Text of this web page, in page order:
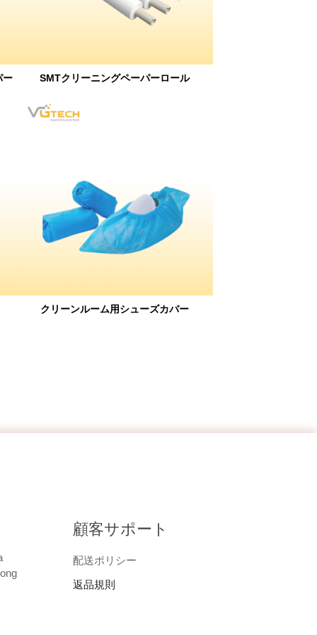
ー SMTクリーニングペーパーロール
クリーンルーム用シューズカバー
顧客サポート
配送ポリシー
返品規則